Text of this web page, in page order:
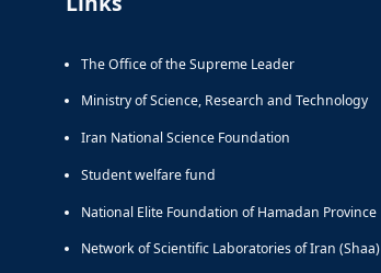
The Office of the Supreme Leader
Ministry of Science, Research and Technology
Iran National Science Foundation
Student welfare fund
National Elite Foundation of Hamadan Province
Network of Scientific Laboratories of Iran (Shaa)